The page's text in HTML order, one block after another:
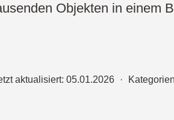
Objekten in einem
aktualisiert: 05.01.2026 ·